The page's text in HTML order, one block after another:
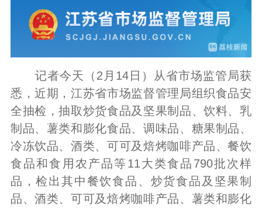
记者今天（2月14日）从省市场监管局获
悉，近期，江苏省市场监督管理局组织食品安
全抽检，抽取炒货食品及坚果制品、饮料、乳
制品、薯类和膨化食品、调味品、糖果制品、
冷冻饮品、酒类、可可及焙烤咖啡产品、餐饮
食品和食用农产品等11大类食品790批次样
品，检出其中餐饮食品、炒货食品及坚果制
品、酒类、可可及焙烤咖啡产品、薯类和膨化